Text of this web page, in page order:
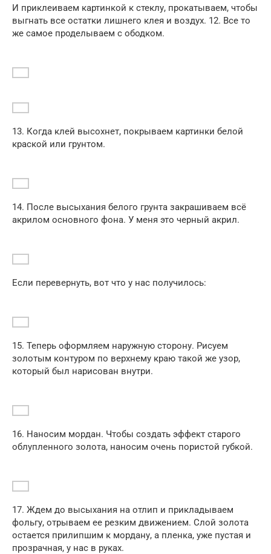
И приклеиваем картинкой к стеклу, прокатываем, чтобы
выгнать все остатки лишнего клея и воздух. 12. Все то
же самое проделываем с ободком.
13. Когда клей высохнет, покрываем картинки белой
краской или грунтом.
14. После высыхания белого грунта закрашиваем всё
акрилом основного фона. У меня это черный акрил.
Если перевернуть, вот что у нас получилось:
15. Теперь оформляем наружную сторону. Рисуем
золотым контуром по верхнему краю такой же узор,
который был нарисован внутри.
16. Наносим мордан. Чтобы создать эффект старого
облупленного золота, наносим очень пористой губкой.
17. Ждем до высыхания на отлип и прикладываем
фольгу, отрываем ее резким движением. Слой золота
остается прилипшим к мордану, а пленка, уже пустая и
прозрачная, у нас в руках.